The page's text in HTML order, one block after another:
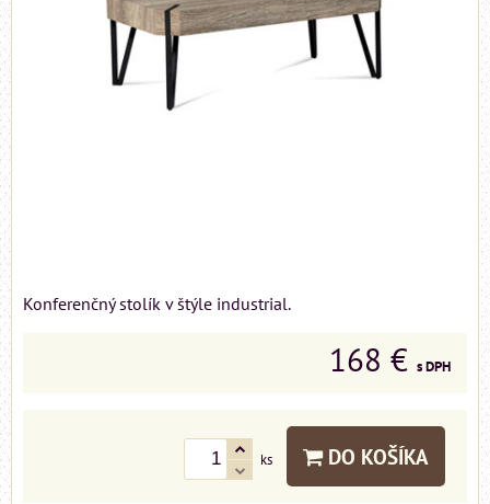
Konferenčný stolík v štýle industrial.
168 € s DPH
ks DO KOŠÍKA